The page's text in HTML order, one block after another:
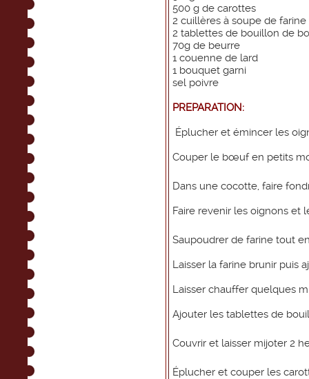
500 g de carottes
2 cuillères à soupe de farine
2 tablettes de bouillon de
70g de beurre
1 couenne de lard
1 bouquet garni
sel poivre
PREPARATION:
Éplucher et émincer les
Couper le bœuf en petits
Dans une cocotte, faire
Faire revenir les oignons
Saupoudrer de farine tout
Laisser la farine brunir puis
Laisser chauffer quelques
Ajouter les tablettes de
Couvrir et laisser mijoter 2
Éplucher et couper les